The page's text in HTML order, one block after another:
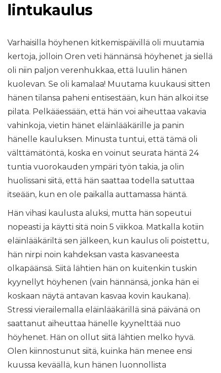
lintukaulus
Varhaisilla höyhenen kitkemispäivillä oli muutamia
kertoja, jolloin Oren veti hännänsä höyhenet ja siellä
oli niin paljon verenhukkaa, että luulin hänen
kuolevan. Se oli kamalaa! Muutama kuukausi sitten
hänen tilansa paheni entisestään, kun hän alkoi itse
pilata. Pelkääessään, että hän voi aiheuttaa vakavia
vahinkoja, vietin hänet eläinlääkärille ja panin
hänelle kauluksen. Minusta tuntui, että tämä oli
välttämätöntä, koska en voinut seurata häntä 24
tuntia vuorokauden ympäri työn takia, ja olin
huolissani siitä, että hän saattaa todella satuttaa
itseään, kun en ole paikalla auttamassa häntä.
Hän vihasi kaulusta aluksi, mutta hän sopeutui
nopeasti ja käytti sitä noin 5 viikkoa. Matkalla kotiin
eläinlääkäriltä sen jälkeen, kun kaulus oli poistettu,
hän nirpi noin kahdeksan vasta kasvaneesta
olkapäänsä. Siitä lähtien hän on kuitenkin tuskin
kyynellyt höyhenen (vain hännänsä, jonka hän ei
koskaan näytä antavan kasvaa kovin kaukana).
Stressi vierailemalla eläinlääkärillä sinä päivänä on
saattanut aiheuttaa hänelle kyynelttää nuo
höyhenet. Hän on ollut siitä lähtien melko hyvä.
Olen kiinnostunut siitä, kuinka hän menee ensi
kuussa keväällä, kun hänen luonnollista